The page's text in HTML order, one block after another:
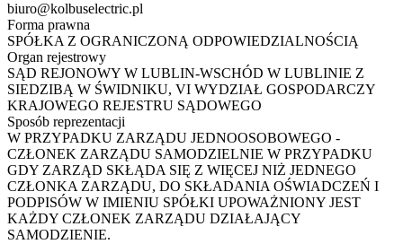
biuro@kolbuselectric.pl
Forma prawna
SPÓŁKA Z OGRANICZONĄ ODPOWIEDZIALNOŚCIĄ
Organ rejestrowy
SĄD REJONOWY W LUBLIN-WSCHÓD W LUBLINIE Z
SIEDZIBĄ W ŚWIDNIKU, VI WYDZIAŁ GOSPODARCZY
KRAJOWEGO REJESTRU SĄDOWEGO
Sposób reprezentacji
W PRZYPADKU ZARZĄDU JEDNOOSOBOWEGO -
CZŁONEK ZARZĄDU SAMODZIELNIE W PRZYPADKU
GDY ZARZĄD SKŁĄDA SIĘ Z WIĘCEJ NIŻ JEDNEGO
CZŁONKA ZARZĄDU, DO SKŁADANIA OŚWIADCZEŃ I
PODPISÓW W IMIENIU SPÓŁKI UPOWAŻNIONY JEST
KAŻDY CZŁONEK ZARZĄDU DZIAŁAJĄCY
SAMODZIENIE.